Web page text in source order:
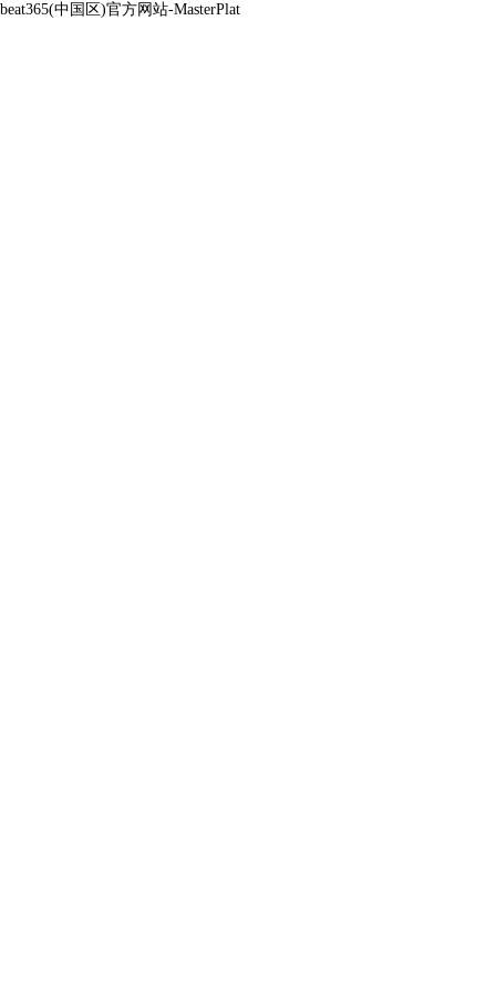
beat365(中国区)官方网站-MasterPlat